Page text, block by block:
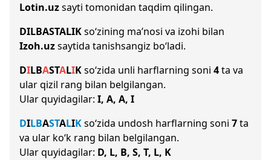
Lotin.uzsayti tomonidan taqdim qilingan.
DILBASTALIKso‘zining ma’nosi va izohi bilan
Izoh.uzsaytida tanishsangiz bo‘ladi.
DILBASTALIKso‘zida unli harflarning soni 4ta va
ular qizil rang bilan belgilangan.
Ular quyidagilar: I, A, A, I
DILBASTALIKso‘zida undosh harflarning soni 7ta
va ular ko‘k rang bilan belgilangan.
Ular quyidagilar: D, L, B, S, T, L, K